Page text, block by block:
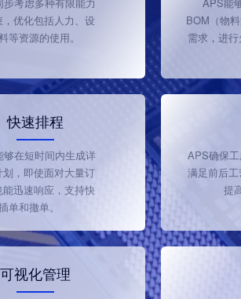
优化包括人力、设
等资源的使用。
BOM（物
需求，进
快速排程
在短时间内生成详
，即使面对大量订
迅速响应，支持快
单和撤单。
APS确保工
满足前后工
提
可视化管理